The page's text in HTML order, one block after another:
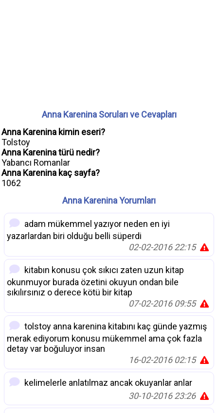
Anna Karenina Soruları ve Cevapları
Anna Karenina kimin eseri?
Tolstoy
Anna Karenina türü nedir?
Yabancı Romanlar
Anna Karenina kaç sayfa?
1062
Anna Karenina Yorumları
adam mükemmel yazıyor neden en iyi
yazarlardan biri olduğu belli süperdi
02-02-2016 22:15
kitabın konusu çok sıkıcı zaten uzun kitap
okunmuyor burada özetini okuyun ondan bile
sıkılırsınız o derece kötü bir kitap
07-02-2016 09:55
tolstoy anna karenina kitabını kaç günde yazmış
merak ediyorum konusu mükemmel ama çok fazla
detay var boğuluyor insan
16-02-2016 02:15
kelimelerle anlatılmaz ancak okuyanlar anlar
30-10-2016 23:26